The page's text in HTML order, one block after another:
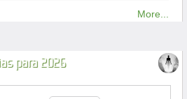
More...
para 2026